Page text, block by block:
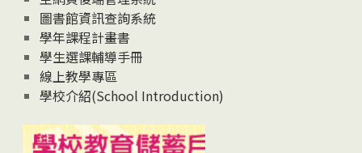
圖書館資訊查詢系統
學年課程計畫書
學生選課輔導手冊
線上教學專區
學校介紹(School Introduction)